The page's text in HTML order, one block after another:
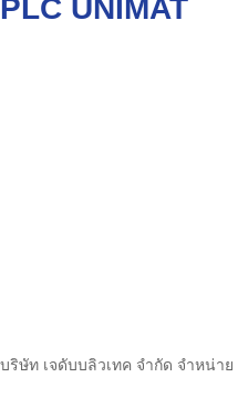
PLC UNIMAT
บริษัท เจดับบลิวเทค จำกัด จำหน่าย